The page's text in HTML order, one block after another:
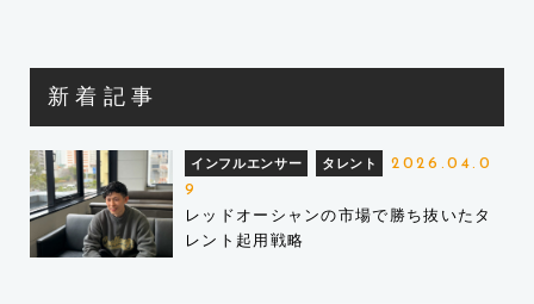
新着記事
インフルエンサー タレント
2026.04.0
9
レッドオーシャンの市場で勝ち抜いたタ
レント起用戦略